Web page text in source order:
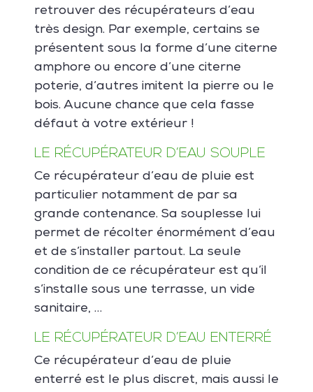
retrouver des récupérateurs d’eau
très design. Par exemple, certains se
présentent sous la forme d’une citerne
amphore ou encore d’une citerne
poterie, d’autres imitent la pierre ou le
bois. Aucune chance que cela fasse
défaut à votre extérieur !
LE RÉCUPÉRATEUR D’EAU SOUPLE
Ce récupérateur d’eau de pluie est
particulier notamment de par sa
grande contenance. Sa souplesse lui
permet de récolter énormément d’eau
et de s’installer partout. La seule
condition de ce récupérateur est qu’il
s’installe sous une terrasse, un vide
sanitaire, …
LE RÉCUPÉRATEUR D’EAU ENTERRÉ
Ce récupérateur d’eau de pluie
enterré est le plus discret, mais aussi le